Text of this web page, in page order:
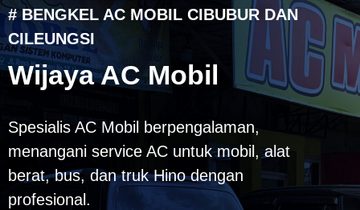
# BENGKEL AC MOBIL CIBUBUR DAN
CILEUNGSI
Wijaya AC Mobil
Spesialis AC Mobil berpengalaman,
menangani service AC untuk mobil, alat
berat, bus, dan truk Hino dengan
profesional.